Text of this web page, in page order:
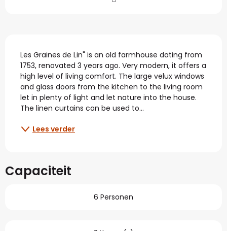
Beschrijving
Les Graines de Lin" is an old farmhouse dating from
1753, renovated 3 years ago. Very modern, it offers a
high level of living comfort. The large velux windows
and glass doors from the kitchen to the living room
let in plenty of light and let nature into the house.
The linen curtains can be used to...
Lees verder
Capaciteit
6 Personen